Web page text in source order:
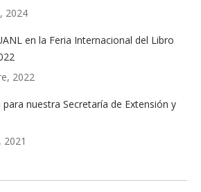
2024
en la Feria Internacional del Libro
2022
para nuestra Secretaría de Extensión y